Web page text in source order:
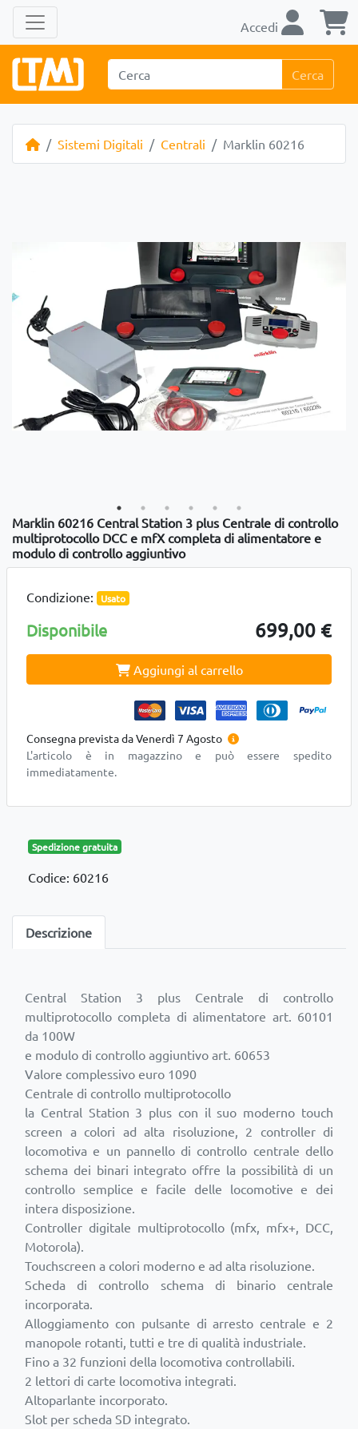
Accedi
Cerca
Sistemi Digitali Centrali Marklin 60216
Marklin 60216 Central Station 3 plus Centrale di controllo
multiprotocollo DCC e mfX completa di alimentatore e
modulo di controllo aggiuntivo
Condizione: Usato
Disponibile 699,00 €
Aggiungi al carrello
Consegna prevista da Venerdì 7 Agosto
L'articolo è in magazzino e può essere spedito
immediatamente.
Spedizione gratuita
Codice: 60216
Descrizione
Central Station 3 plus Centrale di controllo
multiprotocollo completa di alimentatore art. 60101
da 100W
e modulo di controllo aggiuntivo art. 60653
Valore complessivo euro 1090
Centrale di controllo multiprotocollo
la Central Station 3 plus con il suo moderno touch
screen a colori ad alta risoluzione, 2 controller di
locomotiva e un pannello di controllo centrale dello
schema dei binari integrato offre la possibilità di un
controllo semplice e facile delle locomotive e dei
intera disposizione.
Controller digitale multiprotocollo (mfx, mfx+, DCC,
Motorola).
Touchscreen a colori moderno e ad alta risoluzione.
Scheda di controllo schema di binario centrale
incorporata.
Alloggiamento con pulsante di arresto centrale e 2
manopole rotanti, tutti e tre di qualità industriale.
Fino a 32 funzioni della locomotiva controllabili.
2 lettori di carte locomotiva integrati.
Altoparlante incorporato.
Slot per scheda SD integrato.